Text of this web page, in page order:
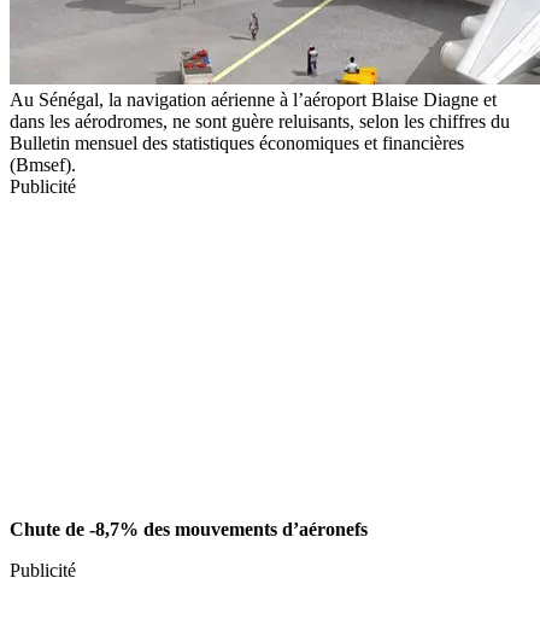
Au Sénégal, la navigation aérienne à l’aéroport Blaise Diagne et
dans les aérodromes, ne sont guère reluisants, selon les chiffres du
Bulletin mensuel des statistiques économiques et financières
(Bmsef).
Publicité
Chute de -8,7% des mouvements d’aéronefs
Publicité